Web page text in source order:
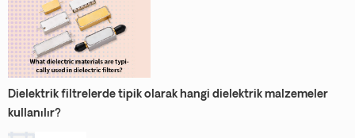
Dielektrik filtrelerde tipik olarak hangi dielektrik malzemeler
kullanılır?